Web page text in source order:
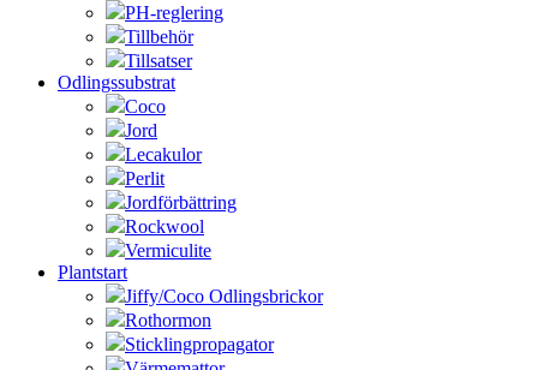
PH-reglering
Tillbehör
Tillsatser
Odlingssubstrat
Coco
Jord
Lecakulor
Perlit
Jordförbättring
Rockwool
Vermiculite
Plantstart
Jiffy/Coco Odlingsbrickor
Rothormon
Sticklingpropagator